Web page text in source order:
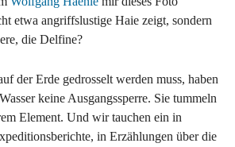
etwa angriffslustige Haie zeigt, sondern
die Delfine?
der Erde gedrosselt werden muss, haben
keine Ausgangssperre. Sie tummeln
Element. Und wir tauchen ein in
in Erzählungen über die